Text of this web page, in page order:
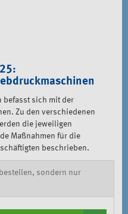
befasst sich mit der
Zu den verschiedenen
die jeweiligen
Maßnahmen für die
beschrieben.
sondern nur